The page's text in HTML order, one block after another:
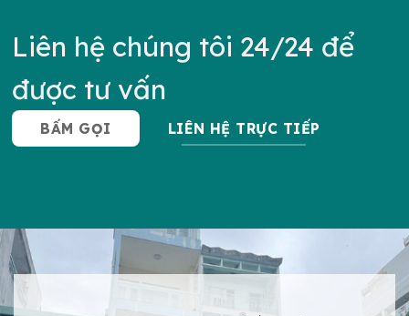
Liên hệ chúng tôi 24/24 để
được tư vấn
BẤM GỌI LIÊN HỆ TRỰC TIẾP